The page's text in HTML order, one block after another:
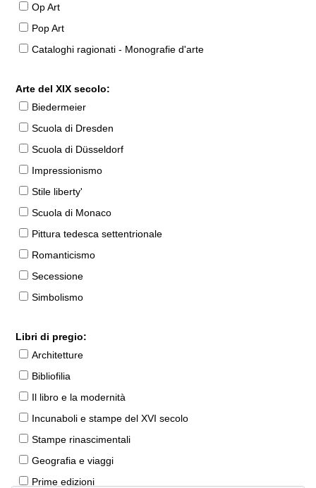
Op Art
Pop Art
Cataloghi ragionati - Monografie d'arte
Arte del XIX secolo:
Biedermeier
Scuola di Dresden
Scuola di Düsseldorf
Impressionismo
Stile liberty'
Scuola di Monaco
Pittura tedesca settentrionale
Romanticismo
Secessione
Simbolismo
Libri di pregio:
Architetture
Bibliofilia
Il libro e la modernità
Incunaboli e stampe del XVI secolo
Stampe rinascimentali
Geografia e viaggi
Prime edizioni